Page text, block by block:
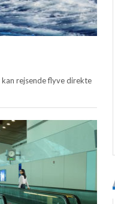
rejsende flyve direkte